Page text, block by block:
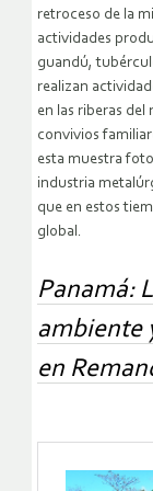
retroceso de la
actividades
guandú,
realizan
en las riberas del
convivios
esta muestra
industria
que en estos
global.
Panamá:
ambiente
en